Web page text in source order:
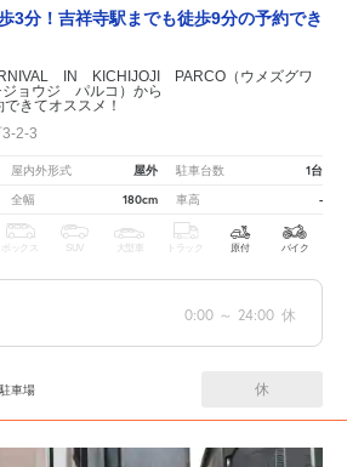
3分！吉祥寺駅までも徒歩9分の予約でき
IN KICHIJOJI PARCO（ウメズグワ
ョウジ パルコ）から
できてオススメ！
2-3
屋内外形式 屋外 駐車台数 1台
全幅 180cm 車高 -
ボックス SUV 大型車 トラック 原付 バイク
0:00 ～ 24:00 休
車場 休